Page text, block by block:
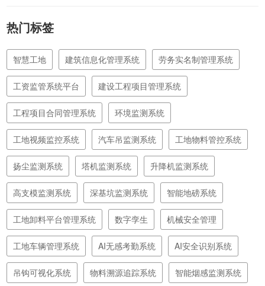
热门标签
智慧工地 建筑信息化管理系统 劳务实名制管理系统
工资监管系统平台 建设工程项目管理系统
工程项目合同管理系统 环境监测系统
工地视频监控系统 汽车吊监测系统 工地物料管控系统
扬尘监测系统 塔机监测系统 升降机监测系统
高支模监测系统 深基坑监测系统 智能地磅系统
工地卸料平台管理系统 数字孪生 机械安全管理
工地车辆管理系统 AI无感考勤系统 AI安全识别系统
吊钩可视化系统 物料溯源追踪系统 智能烟感监测系统